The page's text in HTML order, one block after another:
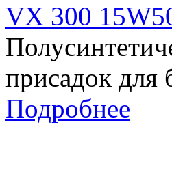
VX 300
присадок для
Подробнее